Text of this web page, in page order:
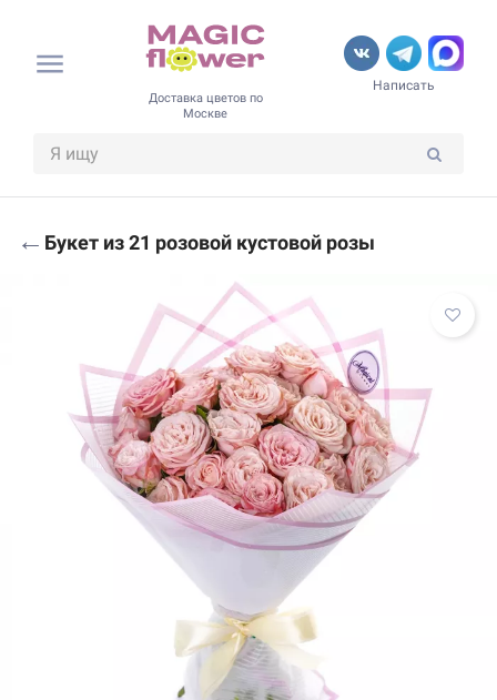
Доставка цветов по
Москве
Написать
← Букет из 21 розовой кустовой розы